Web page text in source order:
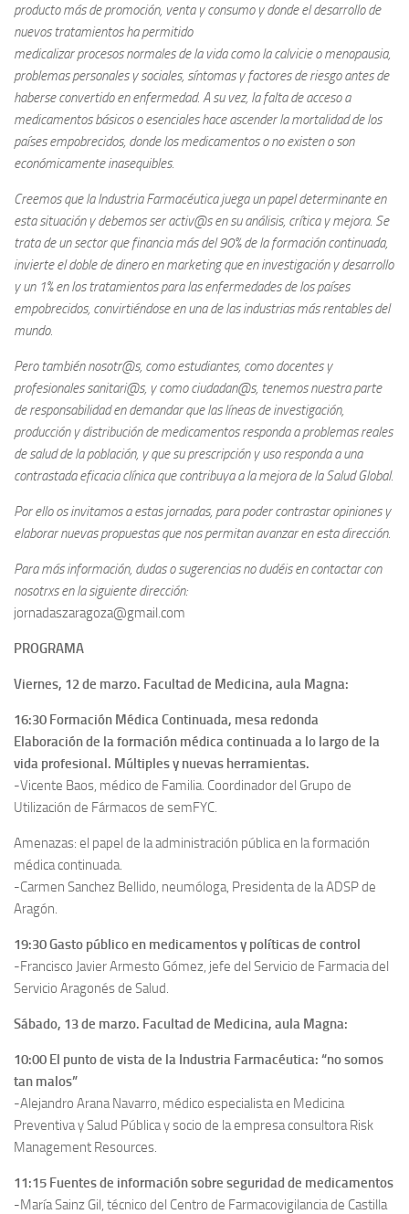
producto más de promoción, venta y consumo y donde el desarrollo de
nuevos tratamientos ha permitido
medicalizar procesos normales de la vida como la calvicie o menopausia,
problemas personales y sociales, síntomas y factores de riesgo antes de
haberse convertido en enfermedad. A su vez, la falta de acceso a
medicamentos básicos o esenciales hace ascender la mortalidad de los
países empobrecidos, donde los medicamentos o no existen o son
económicamente inasequibles.
Creemos que la Industria Farmacéutica juega un papel determinante en
esta situación y debemos ser activ@s en su análisis, crítica y mejora. Se
trata de un sector que financia más del 90% de la formación continuada,
invierte el doble de dinero en marketing que en investigación y desarrollo
y un 1% en los tratamientos para las enfermedades de los países
empobrecidos, convirtiéndose en una de las industrias más rentables del
mundo.
Pero también nosotr@s, como estudiantes, como docentes y
profesionales sanitari@s, y como ciudadan@s, tenemos nuestra parte
de responsabilidad en demandar que las líneas de investigación,
producción y distribución de medicamentos responda a problemas reales
de salud de la población, y que su prescripción y uso responda a una
contrastada eficacia clínica que contribuya a la mejora de la Salud Global.
Por ello os invitamos a estas jornadas, para poder contrastar opiniones y
elaborar nuevas propuestas que nos permitan avanzar en esta dirección.
Para más información, dudas o sugerencias no dudéis en contactar con
nosotrxs en la siguiente dirección:
jornadaszaragoza@gmail.com
PROGRAMA
Viernes, 12 de marzo. Facultad de Medicina, aula Magna:
16:30 Formación Médica Continuada, mesa redonda
Elaboración de la formación médica continuada a lo largo de la
vida profesional. Múltiples y nuevas herramientas.
-Vicente Baos, médico de Familia. Coordinador del Grupo de
Utilización de Fármacos de semFYC.
Amenazas: el papel de la administración pública en la formación
médica continuada.
-Carmen Sanchez Bellido, neumóloga, Presidenta de la ADSP de
Aragón.
19:30Gasto público en medicamentos y políticas de control
-Francisco Javier Armesto Gómez, jefe del Servicio de Farmacia del
Servicio Aragonés de Salud.
Sábado, 13 de marzo. Facultad de Medicina, aula Magna:
10:00 El punto de vista de la Industria Farmacéutica: “no somos
tan malos”
-Alejandro Arana Navarro, médico especialista en Medicina
Preventiva y Salud Pública y socio de la empresa consultora Risk
Management Resources.
11:15 Fuentes de información sobre seguridad de medicamentos
-María Sainz Gil, técnico del Centro de Farmacovigilancia de Castilla